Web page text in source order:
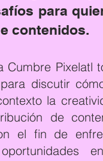
para
contenidos.
Cumbre Pixelatl
discutir
la
de
el fin de